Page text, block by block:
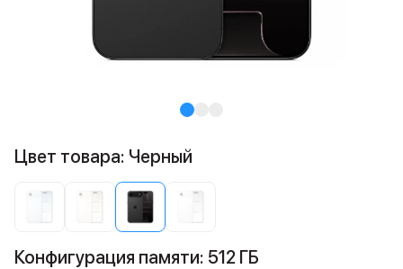
Цвет товара: Черный
Конфигурация памяти: 512 ГБ